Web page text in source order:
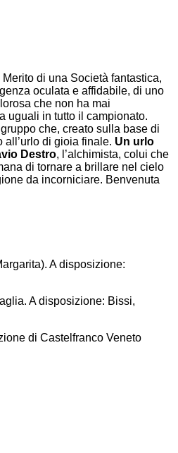
Merito di una Società fantastica,
oculata e affidabile, di uno
che non ha mai
uguali in tutto il campionato.
che, creato sulla base di
di gioia finale. Un urlo
Destro, l’alchimista, colui che
di tornare a brillare nel cielo
da incorniciare. Benvenuta
A disposizione:
A disposizione: Bissi,
di Castelfranco Veneto